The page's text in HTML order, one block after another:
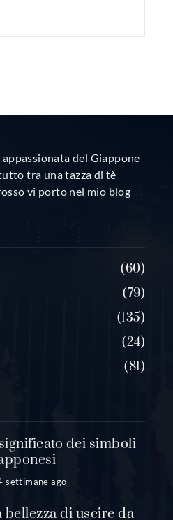
del Giappone
tra una tazza di tè
vi porto nel mio blog
60
79
135
24
81
dei simboli
settimane ago
bellezza di uscire da